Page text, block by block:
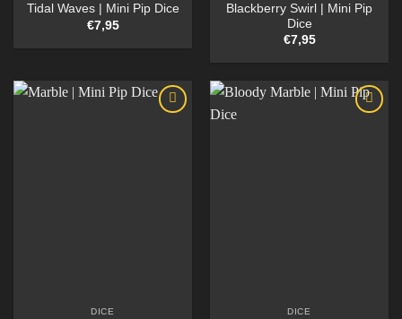
Tidal Waves | Mini Pip Dice
€7,95
Blackberry Swirl | Mini Pip
Dice
€7,95
DICE DICE